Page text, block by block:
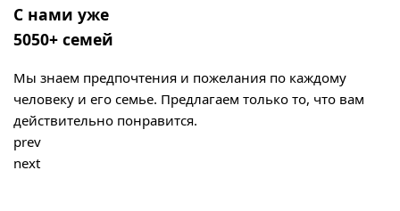
С нами уже
5050+ семей
Мы знаем предпочтения и пожелания по каждому
человеку и его семье. Предлагаем только то, что вам
действительно понравится.
prev
next